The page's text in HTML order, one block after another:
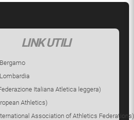
LINK UTILI
Italiana Atletica leggera)
Athletics)
Association of Athletics Federations)